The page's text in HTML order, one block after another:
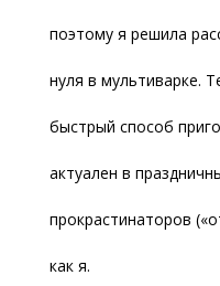
поэтому я решила
нуля в мультиварке.
быстрый способ
актуален в
прокрастинаторов
как я.